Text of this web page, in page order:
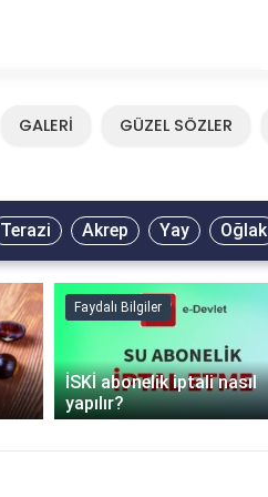
GALERİ GÜZEL SÖZLER
Terazi Akrep Yay Oğlak
Faydalı Bilgiler
İSKİ abonelik iptali nasıl
yapılır?